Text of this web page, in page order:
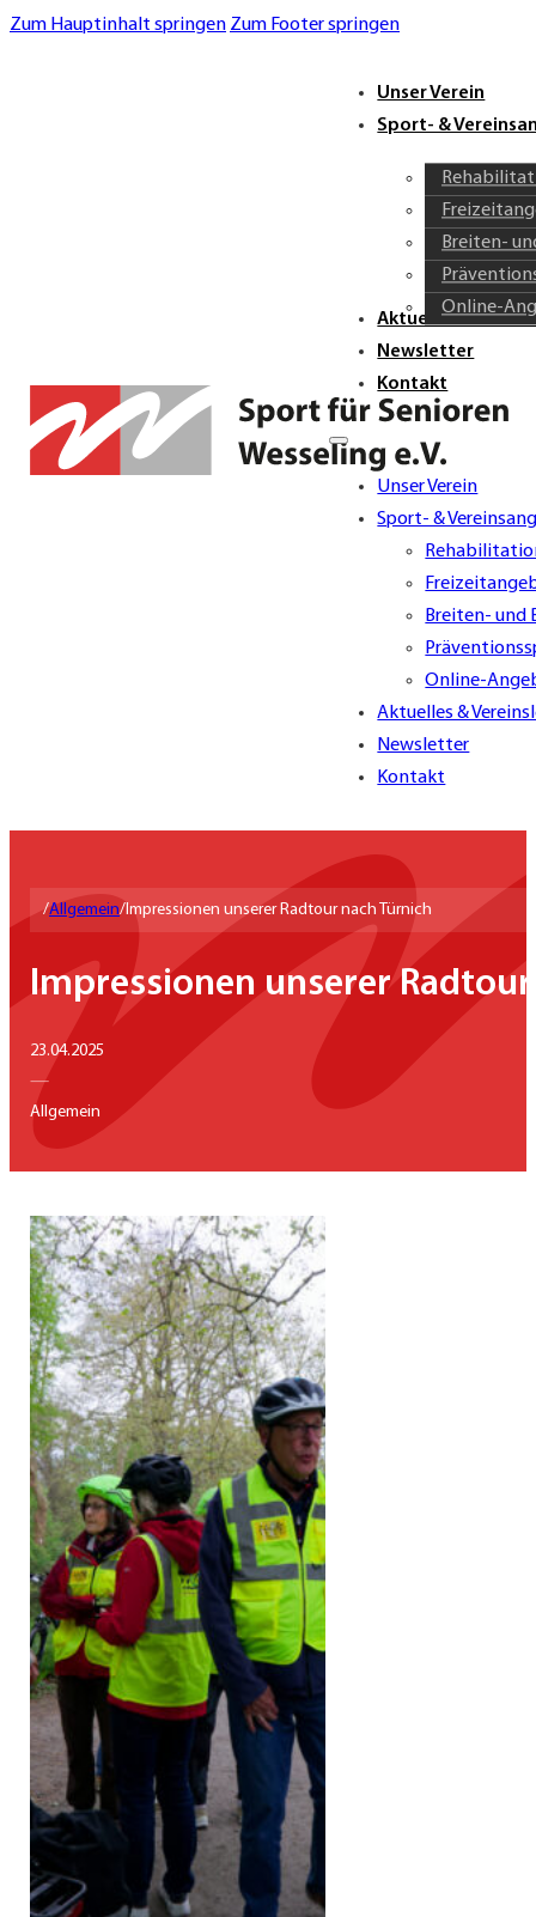
Zum Hauptinhalt springen Zum Footer springen
Unser Verein
Sport- &
Breiten-
Online-
Aktuelles &
Newsletter
Kontakt
Unser Verein
Sport- &
Breiten- und
Online-
Aktuelles &
Newsletter
Kontakt
/Allgemein/Impressionen unserer Radtour nach Türnich
Impressionen unserer
23.04.2025
—
Allgemein